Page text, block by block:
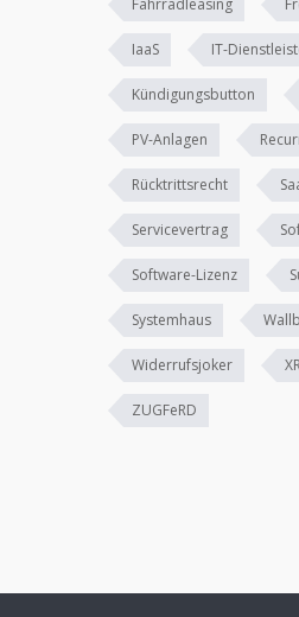
Fahrradleasing
IaaS IT-
Kündigungsbutton
PV-Anlagen
Rücktrittsrecht
Servicevertrag
Software-Lizenz
Systemhaus
Widerrufsjoker
ZUGFeRD